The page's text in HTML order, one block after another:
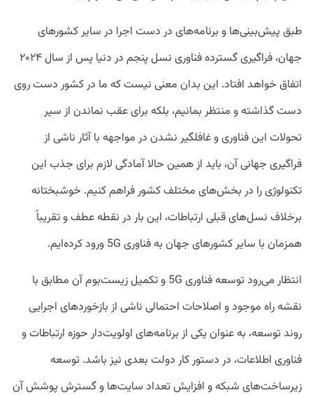
طبق پیش‌بینی‌ها و برنامه‌های در دست اجرا در سایر کشورهای
جهان، فراگیری گسترده فناوری نسل پنجم در دنیا پس از سال ۲۰۲۴
اتفاق خواهد افتاد. این بدان معنی نیست که ما در کشور دست روی
دست گذاشته و منتظر بمانیم، بلکه برای عقب نماندن از سیر
تحولات این فناوری و غافلگیر نشدن در مواجهه با آثار ناشی از
فراگیری جهانی آن، باید از همین حالا آمادگی لازم برای جذب این
تکنولوژی را در بخش‌های مختلف کشور فراهم کنیم. خوشبختانه
برخلاف نسل‌های قبلی ارتباطات، این بار در نقطه عطف و تقریباً
همزمان با سایر کشورهای جهان به فناوری 5G ورود کرده‌ایم.
انتظار می‌رود توسعه فناوری 5G و تکمیل زیست‌بوم آن مطابق با
نقشه راه موجود و اصلاحات احتمالی ناشی از بازخوردهای اجرایی
روند توسعه، به عنوان یکی از برنامه‌های اولویت‌دار حوزه ارتباطات و
فناوری اطلاعات، در دستور کار دولت بعدی نیز باشد. توسعه
زیرساخت‌های شبکه و افزایش تعداد سایت‌ها و گسترش پوشش آن